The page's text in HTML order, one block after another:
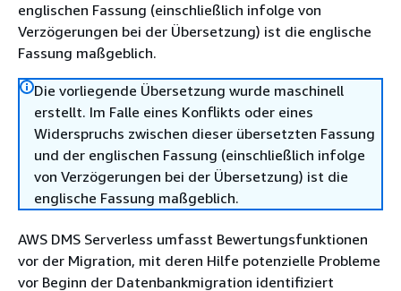
englischen Fassung (einschließlich infolge von
Verzögerungen bei der Übersetzung) ist die englische
Fassung maßgeblich.
Die vorliegende Übersetzung wurde maschinell
erstellt. Im Falle eines Konflikts oder eines
Widerspruchs zwischen dieser übersetzten Fassung
und der englischen Fassung (einschließlich infolge
von Verzögerungen bei der Übersetzung) ist die
englische Fassung maßgeblich.
AWS DMS Serverless umfasst Bewertungsfunktionen
vor der Migration, mit deren Hilfe potenzielle Probleme
vor Beginn der Datenbankmigration identifiziert